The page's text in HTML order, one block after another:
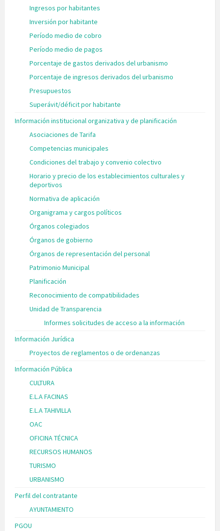
Ingresos por habitantes
Inversión por habitante
Período medio de cobro
Período medio de pagos
Porcentaje de gastos derivados del urbanismo
Porcentaje de ingresos derivados del urbanismo
Presupuestos
Superávit/déficit por habitante
Información institucional organizativa y de planificación
Asociaciones de Tarifa
Competencias municipales
Condiciones del trabajo y convenio colectivo
Horario y precio de los establecimientos culturales y
deportivos
Normativa de aplicación
Organigrama y cargos políticos
Órganos colegiados
Órganos de gobierno
Órganos de representación del personal
Patrimonio Municipal
Planificación
Reconocimiento de compatibilidades
Unidad de Transparencia
Informes solicitudes de acceso a la información
Información Jurídica
Proyectos de reglamentos o de ordenanzas
Información Pública
CULTURA
E.L.A FACINAS
E.L.A TAHIVILLA
OAC
OFICINA TÉCNICA
RECURSOS HUMANOS
TURISMO
URBANISMO
Perfil del contratante
AYUNTAMIENTO
PGOU